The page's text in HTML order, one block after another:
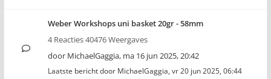
Weber Workshops uni basket 20gr - 58mm
4 Reacties 40476 Weergaves
door MichaelGaggia, ma 16 jun 2025, 20:42
Laatste bericht door MichaelGaggia, vr 20 jun 2025, 06:44